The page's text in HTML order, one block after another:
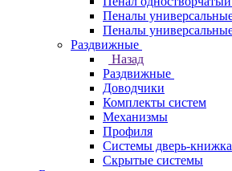
Пеналы
Пеналы
Раздвижные
Назад
Раздвижные
Доводчики
Комплекты систем
Механизмы
Профиля
Системы дверь-книжка
Скрытые системы